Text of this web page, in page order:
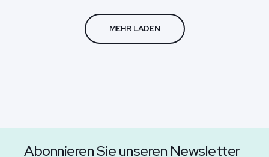
MEHR LADEN
Abonnieren Sie unseren Newsletter